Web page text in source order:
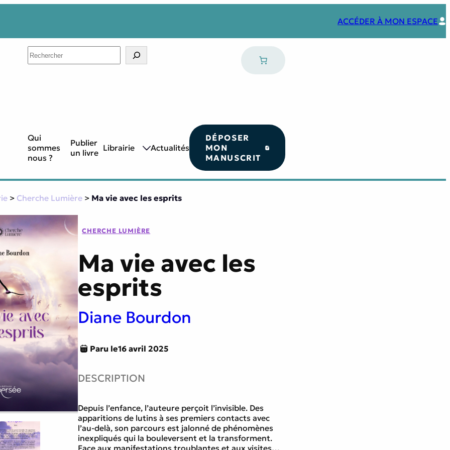
ACCÉDER À MON ESPACE
Search
Qui
sommes
nous ?
Publier
un livre Librairie
Littérature générale
Traversée du miroir
Actualités
DÉPOSER
MON
MANUSCRIT
> Cherche Lumière > Ma vie avec les esprits
CHERCHE LUMIÈRE
Ma vie avec les
esprits
Diane Bourdon
Paru le16 avril 2025
DESCRIPTION
Depuis l’enfance, l’auteure perçoit l’invisible. Des
apparitions de lutins à ses premiers contacts avec
l’au-delà, son parcours est jalonné de phénomènes
inexpliqués qui la bouleversent et la transforment.
Face aux manifestations troublantes et aux visites